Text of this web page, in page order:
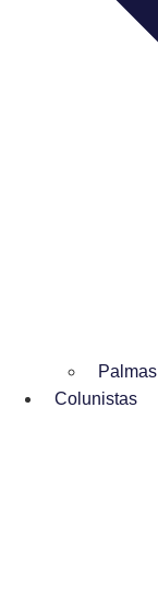
Palmas
Colunistas